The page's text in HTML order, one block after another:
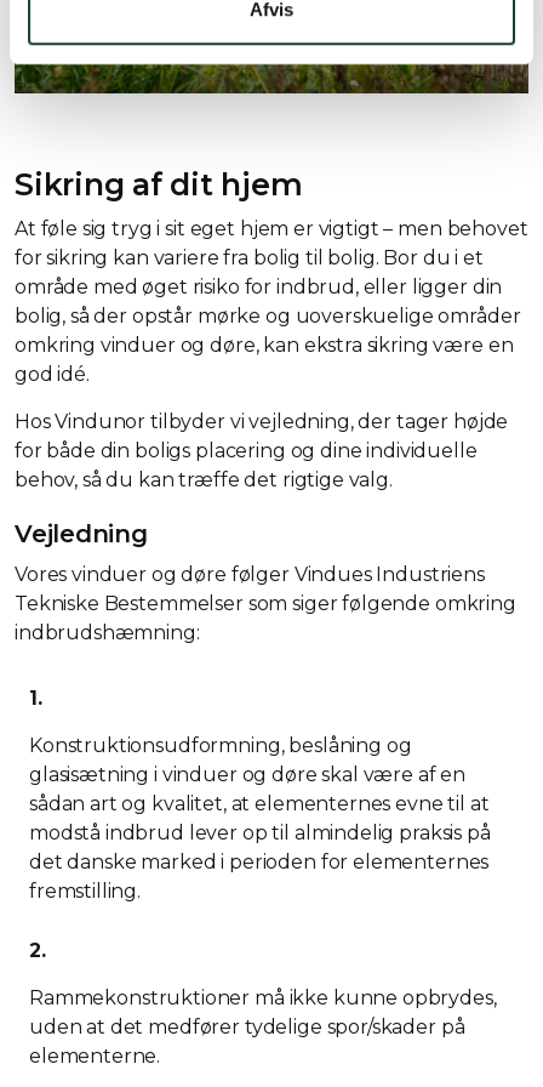
Afvis
Sikring af dit hjem
At føle sig tryg i sit eget hjem er vigtigt – men behovet
for sikring kan variere fra bolig til bolig. Bor du i et
område med øget risiko for indbrud, eller ligger din
bolig, så der opstår mørke og uoverskuelige områder
omkring vinduer og døre, kan ekstra sikring være en
god idé.
Hos Vindunor tilbyder vi vejledning, der tager højde
for både din boligs placering og dine individuelle
behov, så du kan træffe det rigtige valg.
Vejledning
Vores vinduer og døre følger Vindues Industriens
Tekniske Bestemmelser som siger følgende omkring
indbrudshæmning:
1.
Konstruktionsudformning, beslåning og
glasisætning i vinduer og døre skal være af en
sådan art og kvalitet, at elementernes evne til at
modstå indbrud lever op til almindelig praksis på
det danske marked i perioden for elementernes
fremstilling.
2.
Rammekonstruktioner må ikke kunne opbrydes,
uden at det medfører tydelige spor/skader på
elementerne.